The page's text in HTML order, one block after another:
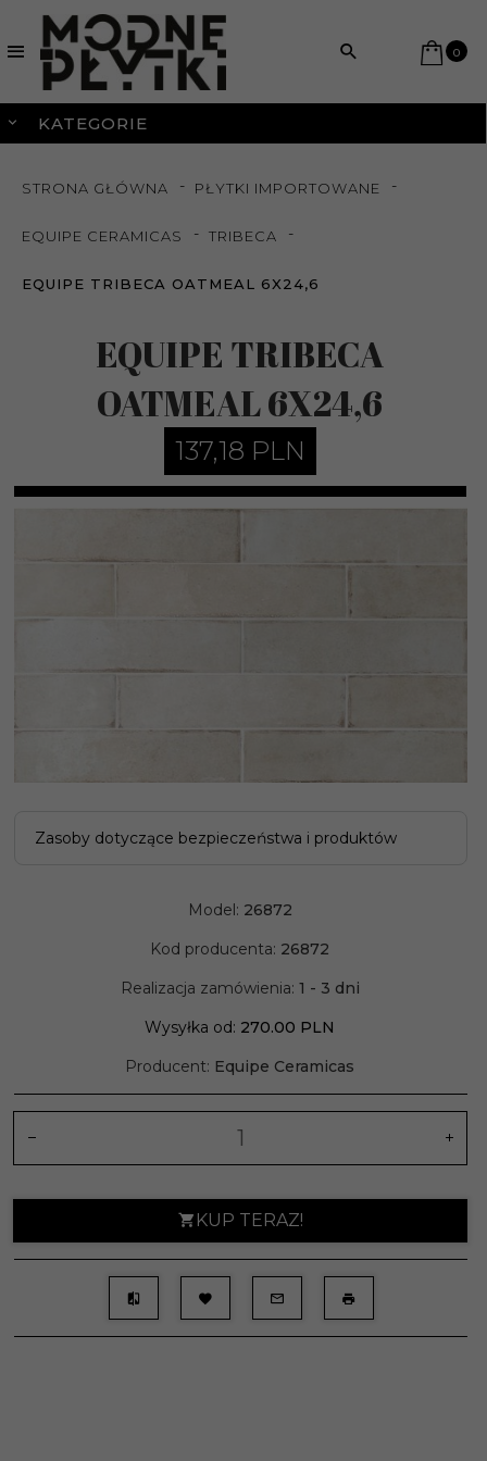
0
KATEGORIE
STRONA GŁÓWNA PŁYTKI IMPORTOWANE
EQUIPE CERAMICAS TRIBECA
EQUIPE TRIBECA OATMEAL 6X24,6
EQUIPE TRIBECA
OATMEAL 6X24,6
137,18 PLN
Zasoby dotyczące bezpieczeństwa i produktów
Model: 26872
Kod producenta: 26872
Realizacja zamówienia: 1 - 3 dni
Wysyłka od: 270.00 PLN
Producent: Equipe Ceramicas
KUP TERAZ!